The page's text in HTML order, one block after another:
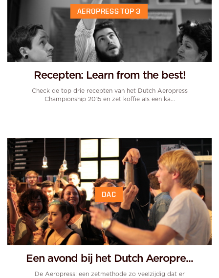
AEROPRESS TOP 3
Recepten: Learn from the best!
Check de top drie recepten van het Dutch Aeropress
Championship 2015 en zet koffie als een ka...
DAC
Een avond bij het Dutch Aeropre...
De Aeropress: een zetmethode zo veelzijdig dat er